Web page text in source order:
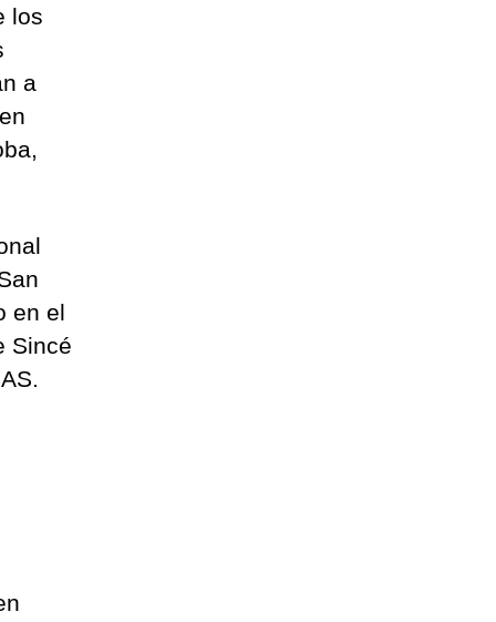
los
a
en el
Sincé